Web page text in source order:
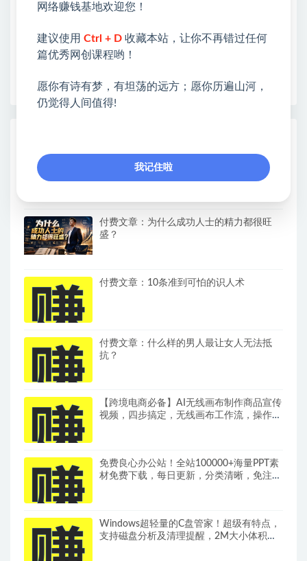
各种项目 + 提升网创认知。
开启网络之门，广受好评！
❤如果您也依存于互联网，欢迎加入本站会员，将尽
AI副业一单8张+，免费接单渠道，小白照做
付费文章：为什么成功人士的精力都很旺
盛？
付费文章：10条准到可怕的识人术
付费文章：什么样的男人最让女人无法抵
抗？
【跨境电商必备】AI无线画布制作商品宣传
视频，四步搞定，无线画布工作流，操作简
免费良心办公站！全站100000+海量PPT素
材免费下载，每日更新，分类清晰，免注册
Windows超轻量的C盘管家！超级有特点，
支持磁盘分析及清理提醒，2M大小体积，
网络赚钱基地欢迎您！
建议使用 Ctrl + D 收藏本站，让你不再错过任何
篇优秀网创课程哟！
愿你有诗有梦，有坦荡的远方；愿你历遍山河，
仍觉得人间值得!
我记住啦